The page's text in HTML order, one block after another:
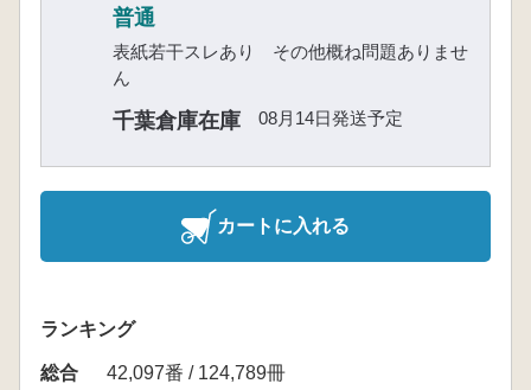
普通
表紙若干スレあり その他概ね問題ありませ
ん
千葉倉庫在庫 08月14日発送予定
カートに入れる
ランキング
総合
42,097番 / 124,789冊